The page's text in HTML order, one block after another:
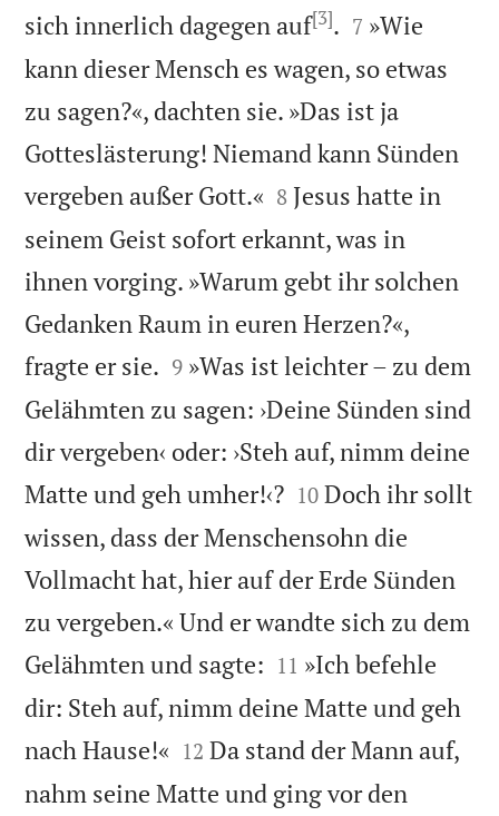
sich innerlich dagegen auf[3]. 

7 »Wie
kann dieser Mensch es wagen, so etwas
zu sagen?«, dachten sie. »Das ist ja
Gotteslästerung! Niemand kann Sünden
vergeben außer Gott.« 

8 Jesus hatte in
seinem Geist sofort erkannt, was in
ihnen vorging. »Warum gebt ihr solchen
Gedanken Raum in euren Herzen?«,
fragte er sie. 

9 »Was ist leichter – zu dem
Gelähmten zu sagen: ›Deine Sünden sind
dir vergeben‹ oder: ›Steh auf, nimm deine
Matte und geh umher!‹?
10 Doch ihr sollt
wissen, dass der Menschensohn die
Vollmacht hat, hier auf der Erde Sünden
zu vergeben.« Und er wandte sich zu dem
Gelähmten und sagte: 

11 »Ich befehle
dir: Steh auf, nimm deine Matte und geh
nach Hause!« 

12 Da stand der Mann auf,
nahm seine Matte und ging vor den